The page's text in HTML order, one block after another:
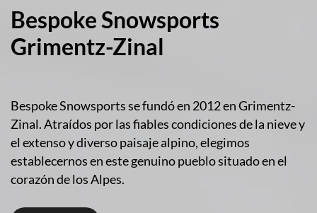
Bespoke Snowsports
Grimentz-Zinal
Bespoke Snowsports se fundó en 2012 en Grimentz-
Zinal. Atraídos por las fiables condiciones de la nieve y
el extenso y diverso paisaje alpino, elegimos
establecernos en este genuino pueblo situado en el
corazón de los Alpes.